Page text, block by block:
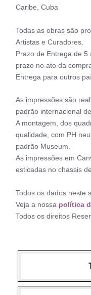
Caribe, Cuba
Todas as obras são
Artistas e Curadores.
Prazo de Entrega de
prazo no ato da
Entrega para outros
As impressões são
padrão internacional
A montagem, dos
qualidade, com PH
padrão Museum.
As impressões em
esticadas no chassis
Todos os dados neste
Veja a nossa política
Todos os direitos